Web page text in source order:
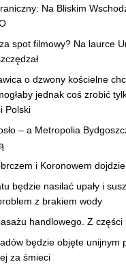
Na Bliskim
spot filmowy? Na laurce
o dzwony kościelne
jednak coś zrobić
Polski
– a Metropolia
i Koronowem
będzie nasilać upały i
z brakiem wody
handlowego. Z części
będzie objęte unijnym
za śmieci